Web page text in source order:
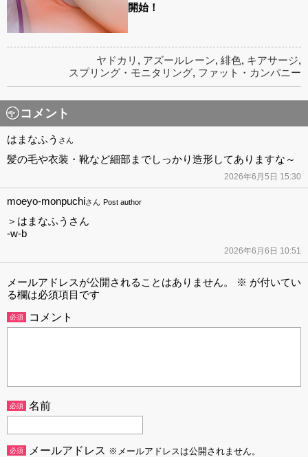
開始！
ヤドカリ , アズールレーン, 緋色, キアサージ,
スプリング・モニタリング, ファット・カンパニー
コメント
はまなふう さん
髪の毛や衣装・靴など細部までしっかり造形してありますな～
2026年6月5日 15:30
moeyo-monpuchiさん Post author
＞はまなふうさん
-w-b
2026年6月6日 10:51
メールアドレスが公開されることはありません。 ※ が付いてい
る欄は必須項目です
必須 コメント
必須 名前
必須 メールアドレス ※メールアドレスは公開されません。